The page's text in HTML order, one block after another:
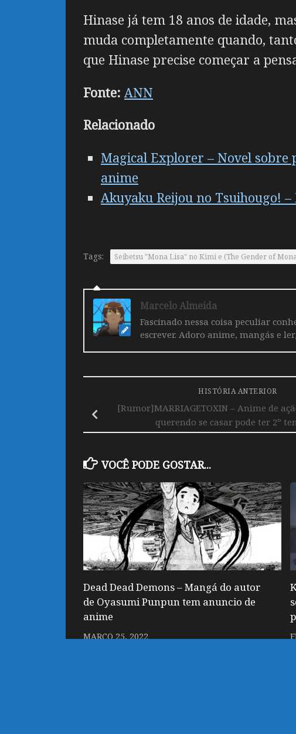
Hinase já tem 18 anos de idade,
muda completamente quando,
que Hinase precise começar a
Fonte: ANN
Relacionado
Magical Explorer – Novel
anime
Akuyaku Reijou no Tsuihougo!
Tags: Seibetsu "Mona Lisa" no Kimi e (The Gender of
Marcelo Almeida
Fascinado nessa coisa peculiar
escrever. Adoro anime, mangás e
HISTÓRIA ANTERIOR
[Rumor]MARRIAGETOXIN – Anime de
querendo se casar pode ter 2º
VOCÊ PODE GOSTAR...
Dead Dead Demons – Mangá do autor
de Oyasumi Punpun tem anuncio de
anime
MARÇO 25, 2022